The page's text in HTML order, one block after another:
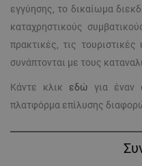
εγγύησης, το δικαίωμα
καταχρηστικούς
πρακτικές, τις
συνάπτονται με τους
Κάντε κλικ εδώ για έναν
πλατφόρμα επίλυσης